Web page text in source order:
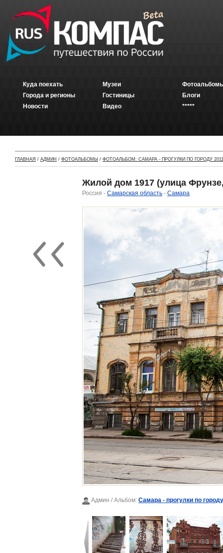
Куда поехать
Города и регионы
Новости
Музеи
Гостиницы
Видео
Блоги
*****
ГЛАВНАЯ / АДМИН / ФОТОАЛЬБОМЫ / ФОТОАЛЬБОМ: САМАРА - ПРОГУЛКИ ПО ГОРОДУ
Жилой дом 1917 (улица
Россия - Самарская область - Самара
Админ / Альбом: Самара - прогулки по